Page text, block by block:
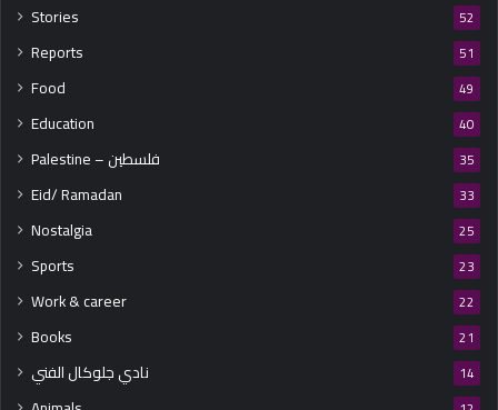
Stories 52
Reports 51
Food 49
Education 40
Palestine – فلسطين 35
Eid/ Ramadan 33
Nostalgia 25
Sports 23
Work & career 22
Books 21
نادي جلوكال الفني 14